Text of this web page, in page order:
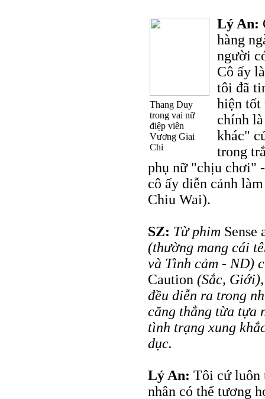
Thang Duy
trong vai nữ
điệp viên
Vương Giai
Chi
Lý An:
hàng
người
Cô ấy
tôi đã
hiện tốt
chính
khác"
trong
phụ nữ "chịu chơi"
cô ấy diễn cảnh
Chiu Wai).
SZ: Từ phim Sense
(thường mang cái
và Tình cảm - ND)
Caution (Sắc,
đều diễn ra trong
căng thẳng từa tựa
tình trạng xung
dục.
Lý An: Tôi cứ luôn
nhân có thể tương